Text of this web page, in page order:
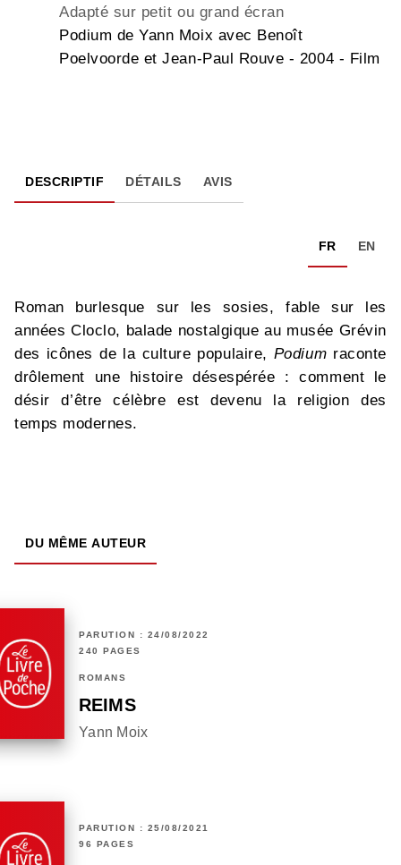
Adapté sur petit ou grand écran
Podium de Yann Moix avec Benoît
Poelvoorde et Jean-Paul Rouve - 2004 - Film
DESCRIPTIF DÉTAILS AVIS
FR EN
Roman burlesque sur les sosies, fable sur les
années Cloclo, balade nostalgique au musée Grévin
des icônes de la culture populaire, Podium raconte
drôlement une histoire désespérée : comment le
désir d’être célèbre est devenu la religion des
temps modernes.
DU MÊME AUTEUR
PARUTION : 24/08/2022
240 PAGES
ROMANS
REIMS
Yann Moix
PARUTION : 25/08/2021
96 PAGES